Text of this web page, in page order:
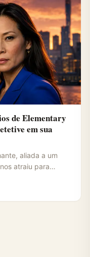
de Elementary
em sua
aliada a um
atraiu para…